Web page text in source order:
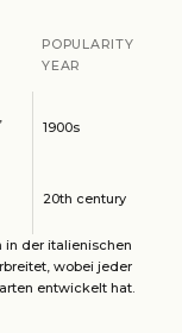
POPULARITY
YEAR
1900s
20th century
in der italienischen
wobei jeder
entwickelt hat.